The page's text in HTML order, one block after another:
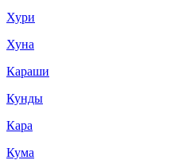
Хури
Хуна
Караши
Кунды
Кара
Кума